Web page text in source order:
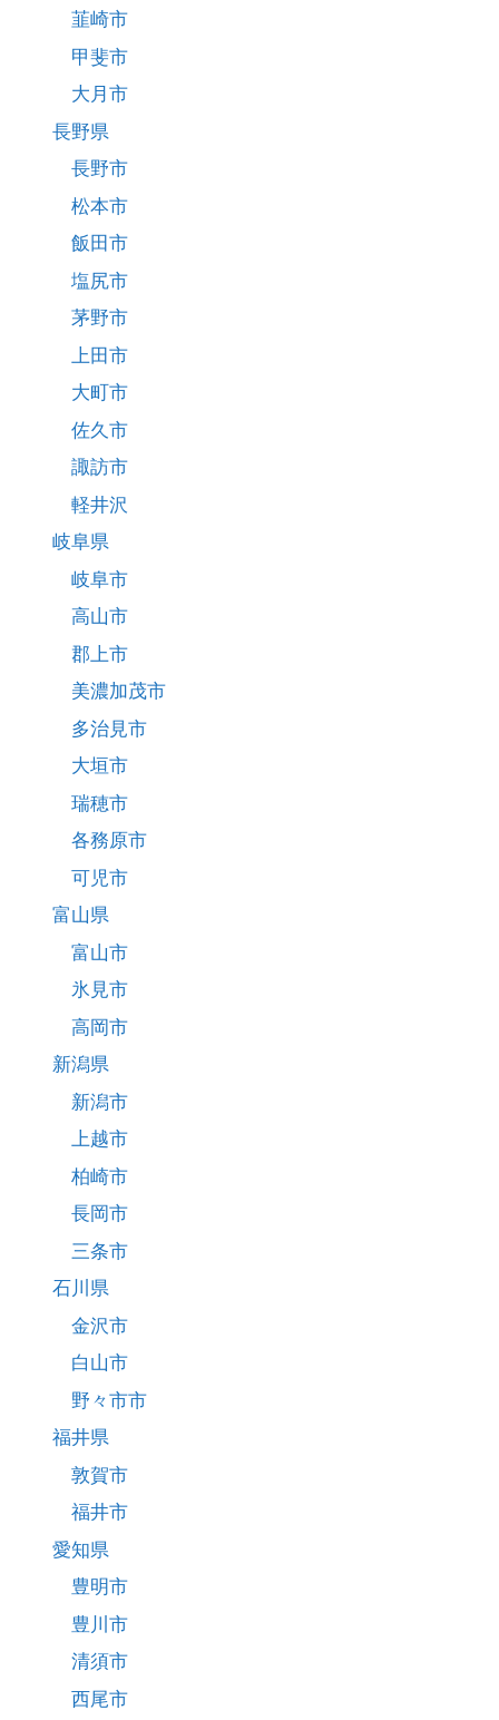
韮崎市
甲斐市
大月市
長野県
長野市
松本市
飯田市
塩尻市
茅野市
上田市
大町市
佐久市
諏訪市
軽井沢
岐阜県
岐阜市
高山市
郡上市
美濃加茂市
多治見市
大垣市
瑞穂市
各務原市
可児市
富山県
富山市
氷見市
高岡市
新潟県
新潟市
上越市
柏崎市
長岡市
三条市
石川県
金沢市
白山市
野々市市
福井県
敦賀市
福井市
愛知県
豊明市
豊川市
清須市
西尾市